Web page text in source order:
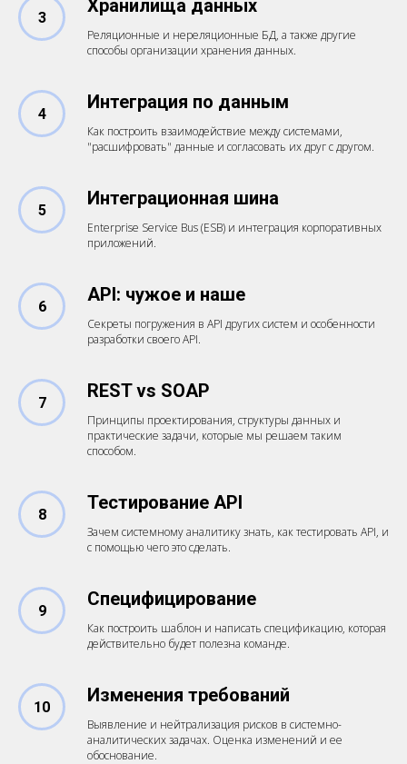
3
Хранилища данных
Реляционные и нереляционные БД, а также другие
способы организации хранения данных.
4
Интеграция по данным
Как построить взаимодействие между системами,
"расшифровать" данные и согласовать их друг с другом.
5
Интеграционная шина
Enterprise Service Bus (ESB) и интеграция корпоративных
приложений.
6
API: чужое и наше
Секреты погружения в API других систем и особенности
разработки своего API.
7
REST vs SOAP
Принципы проектирования, структуры данных и
практические задачи, которые мы решаем таким
способом.
8
Тестирование API
Зачем системному аналитику знать, как тестировать API, и
с помощью чего это сделать.
9
Специфицирование
Как построить шаблон и написать спецификацию, которая
действительно будет полезна команде.
10
Изменения требований
Выявление и нейтрализация рисков в системно-
аналитических задачах. Оценка изменений и ее
обоснование.